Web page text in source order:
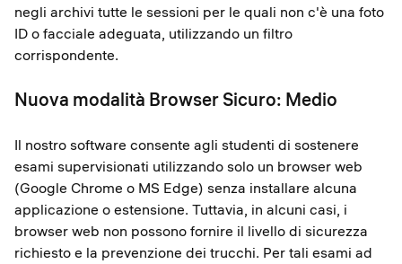
negli archivi tutte le sessioni per le quali non c'è una foto
ID o facciale adeguata, utilizzando un filtro
corrispondente.
Nuova modalità Browser Sicuro: Medio
Il nostro software consente agli studenti di sostenere
esami supervisionati utilizzando solo un browser web
(Google Chrome o MS Edge) senza installare alcuna
applicazione o estensione. Tuttavia, in alcuni casi, i
browser web non possono fornire il livello di sicurezza
richiesto e la prevenzione dei trucchi. Per tali esami ad